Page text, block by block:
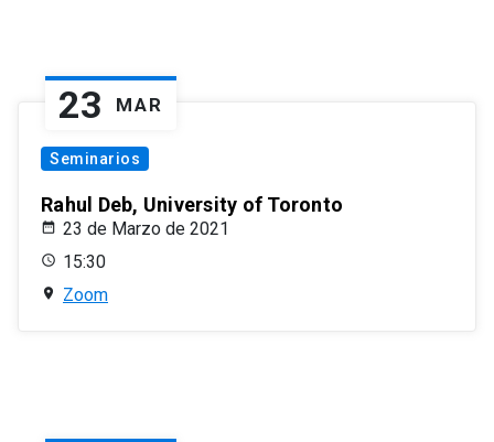
23 MAR
Seminarios
Rahul Deb, University of Toronto
23 de Marzo de 2021
15:30
Zoom